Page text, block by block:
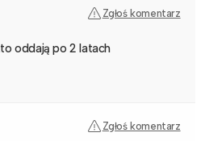
Zgłoś komentarz
oddają po 2 latach
Zgłoś komentarz